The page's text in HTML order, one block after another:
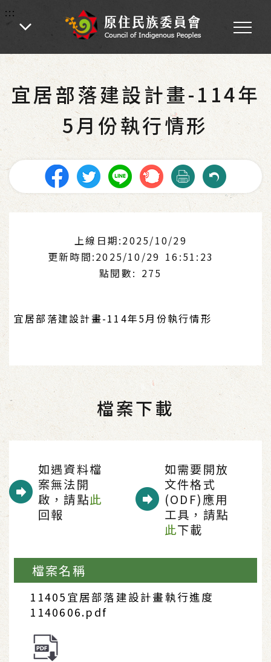
:::
:::
首頁 業務專區 - 各處業務 - 公共建設
-
部落安全專區
宜居部落建設計畫-114年
5月份執行情形
上線日期:2025/10/29
更新時間:2025/10/29 16:51:23
點閱數: 275
宜居部落建設計畫-114年5月份執行情形
檔案下載
如遇資料檔
案無法開
啟，請點此
回報
如需要開放
文件格式
(ODF)應用
工具，請點
此下載
檔案名稱
11405宜居部落建設計畫執行進度
1140606.pdf